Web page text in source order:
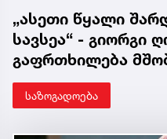
„ასეთი წყალი
სავსეა“ - გიორგი
გაფრთხილება
საზოგადოება